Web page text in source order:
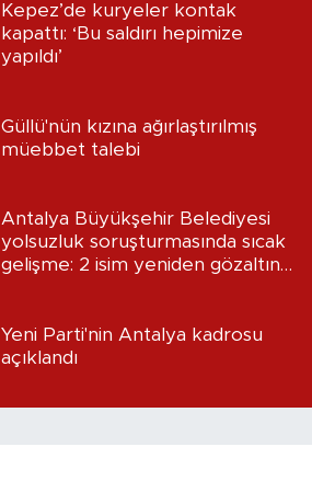
Kepez’de kuryeler kontak
kapattı: ‘Bu saldırı hepimize
yapıldı’
Güllü'nün kızına ağırlaştırılmış
müebbet talebi
Antalya Büyükşehir Belediyesi
yolsuzluk soruşturmasında sıcak
gelişme: 2 isim yeniden gözaltına
Yeni Parti'nin Antalya kadrosu
açıklandı